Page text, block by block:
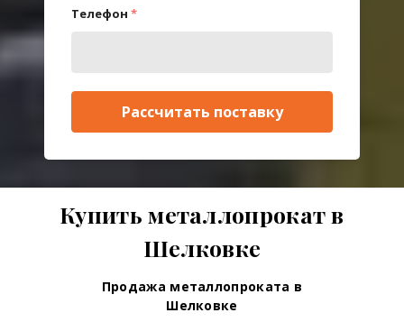
Телефон *
Рассчитать поставку
Купить металлопрокат в
Шелковке
Продажа металлопроката в
Шелковке